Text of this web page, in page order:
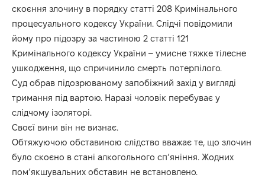
скоєння злочину в порядку статті 208 Кримінального
процесуального кодексу України. Слідчі повідомили
йому про підозру за частиною 2 статті 121
Кримінального кодексу України – умисне тяжке тілесне
ушкодження, що спричинило смерть потерпілого.
Суд обрав підозрюваному запобіжний захід у вигляді
тримання під вартою. Наразі чоловік перебуває у
слідчому ізоляторі.
Своєї вини він не визнає.
Обтяжуючою обставиною слідство вважає те, що злочин
було скоєно в стані алкогольного сп’яніння. Жодних
пом’якшувальних обставин не встановлено.